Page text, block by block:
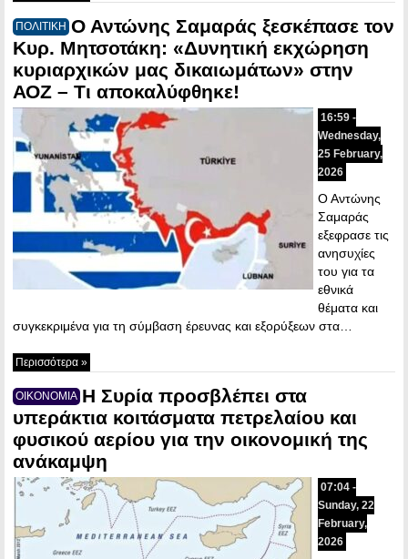
ΠΟΛΙΤΙΚΗ Ο Αντώνης Σαμαράς ξεσκέπασε τον
Κυρ. Μητσοτάκη: «Δυνητική εκχώρηση
κυριαρχικών μας δικαιωμάτων» στην
ΑΟΖ – Τι αποκαλύφθηκε!
16:59 -
Wednesday,
25 February,
2026
Ο Αντώνης
Σαμαράς
εξεφρασε τις
ανησυχίες
του για τα
εθνικά
θέματα και
συγκεκριμένα για τη σύμβαση έρευνας και εξορύξεων στα…
Περισσότερα »
ΟΙΚΟΝΟΜΙΑ Η Συρία προσβλέπει στα
υπεράκτια κοιτάσματα πετρελαίου και
φυσικού αερίου για την οικονομική της
ανάκαμψη
07:04 -
Sunday, 22
February,
2026